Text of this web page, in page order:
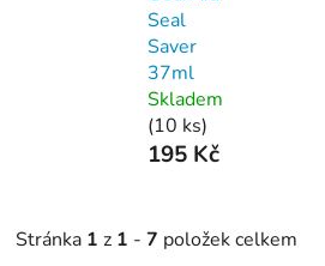
Seal
Saver
37ml
Skladem
(10 ks)
195 Kč
Stránka 1 z 1 - 7 položek celkem